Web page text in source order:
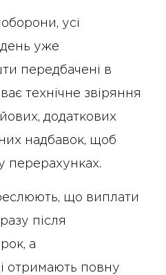
усі
уже
передбачені в
технічне звіряння
додаткових
надбавок, щоб
перерахунках.
що виплати
після
а
отримають повну